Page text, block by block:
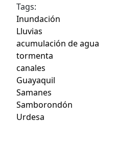
Tags:
Inundación
Lluvias
acumulación de agua
tormenta
canales
Guayaquil
Samanes
Samborondón
Urdesa